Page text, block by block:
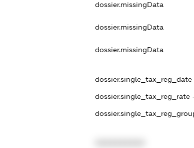
dossier.missingData
dossier.missingData
dossier.missingData
dossier.single_tax_reg_date -
dossier.single_tax_reg_rate